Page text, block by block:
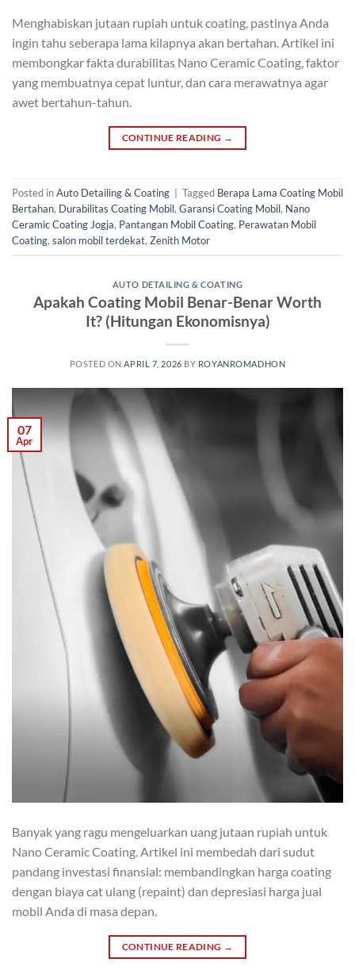
Menghabiskan jutaan rupiah untuk coating, pastinya Anda
ingin tahu seberapa lama kilapnya akan bertahan. Artikel ini
membongkar fakta durabilitas Nano Ceramic Coating, faktor
yang membuatnya cepat luntur, dan cara merawatnya agar
awet bertahun-tahun.
CONTINUE READING →
Posted inAuto Detailing & Coating Tagged Berapa Lama Coating Mobil
Bertahan, Durabilitas Coating Mobil, Garansi Coating Mobil, Nano
Ceramic Coating Jogja, Pantangan Mobil Coating, Perawatan Mobil
Coating, salon mobil terdekat, Zenith Motor
AUTO DETAILING & COATING
Apakah Coating Mobil Benar-Benar Worth
It? (Hitungan Ekonomisnya)
POSTED ONAPRIL 7, 2026 BY ROYANROMADHON
07
Apr
Banyak yang ragu mengeluarkan uang jutaan rupiah untuk
Nano Ceramic Coating. Artikel ini membedah dari sudut
pandang investasi finansial: membandingkan harga coating
dengan biaya cat ulang (repaint) dan depresiasi harga jual
mobil Anda di masa depan.
CONTINUE READING →